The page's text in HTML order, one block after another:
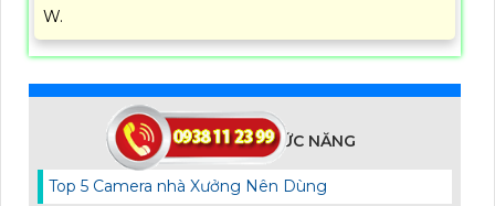
W.
CAMERA THEO CHỨC NĂNG
Top 5 Camera nhà Xưởng Nên Dùng